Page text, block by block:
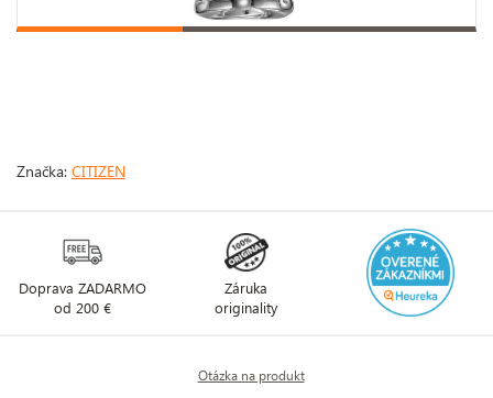
Značka: CITIZEN
Doprava ZADARMO
od 200 €
Záruka
originality
Otázka na produkt